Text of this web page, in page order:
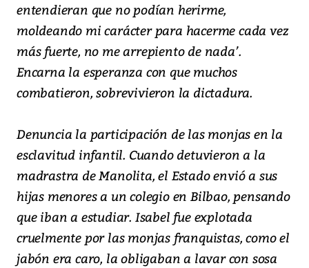
entendieran que no podían herirme,
moldeando mi carácter para hacerme cada vez
más fuerte, no me arrepiento de nada’.
Encarna la esperanza con que muchos
combatieron, sobrevivieron la dictadura.
Denuncia la participación de las monjas en la
esclavitud infantil. Cuando detuvieron a la
madrastra de Manolita, el Estado envió a sus
hijas menores a un colegio en Bilbao, pensando
que iban a estudiar. Isabel fue explotada
cruelmente por las monjas franquistas, como el
jabón era caro, la obligaban a lavar con sosa